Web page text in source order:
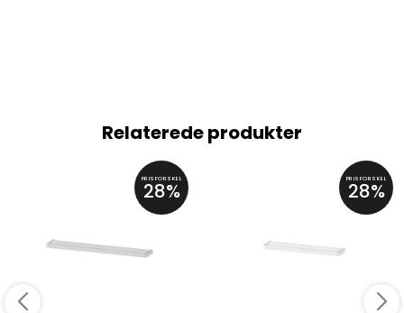
Relaterede produkter
PRISFORSKEL
28% PRISFORSKEL
28%